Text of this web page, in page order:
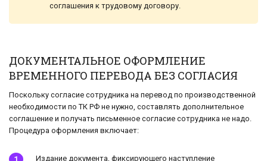
соглашения к трудовому договору.
ДОКУМЕНТАЛЬНОЕ ОФОРМЛЕНИЕ
ВРЕМЕННОГО ПЕРЕВОДА БЕЗ СОГЛАСИЯ
Поскольку согласие сотрудника на перевод по производственной
необходимости по ТК РФ не нужно, составлять дополнительное
соглашение и получать письменное согласие сотрудника не надо.
Процедура оформления включает:
Издание документа, фиксирующего наступление